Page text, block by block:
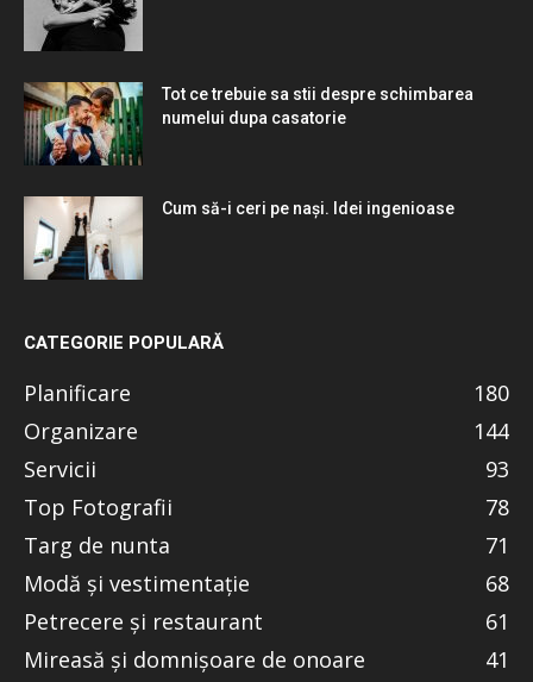
Tot ce trebuie sa stii despre schimbarea
numelui dupa casatorie
Cum să-i ceri pe nași. Idei ingenioase
CATEGORIE POPULARĂ
Planificare
180
Organizare
144
Servicii
93
Top Fotografii
78
Targ de nunta
71
Modă și vestimentație
68
Petrecere și restaurant
61
Mireasă și domnișoare de onoare
41